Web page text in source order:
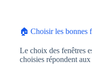
🏠 Choisir les bonnes
Le choix des fenêtres
choisies répondent